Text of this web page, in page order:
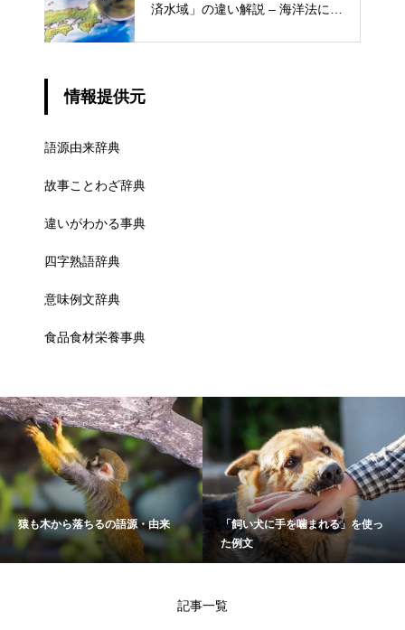
済水域」の違い解説 – 海洋法にお
情報提供元
語源由来辞典
故事ことわざ辞典
違いがわかる事典
四字熟語辞典
意味例文辞典
食品食材栄養事典
猿も木から落ちるの語源・由来
「飼い犬に手を噛まれる」を使っ
た例文
記事一覧